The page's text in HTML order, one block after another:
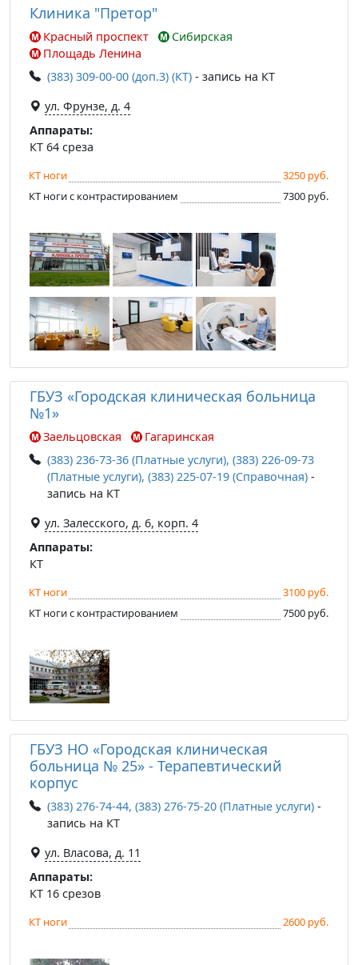
Клиника "Претор"
Красный проспект
Сибирская
Площадь Ленина
(383) 309-00-00 (доп.3) (КТ) - запись на КТ
ул. Фрунзе, д. 4
Аппараты:
КТ 64 среза
КТ ноги
3250 руб.
КТ ноги с контрастированием
7300 руб.
ГБУЗ «Городская клиническая больница
№1»
Заельцовская
Гагаринская
(383) 236-73-36 (Платные услуги), (383) 226-09-73
(Платные услуги), (383) 225-07-19 (Справочная) -
запись на КТ
ул. Залесского, д. 6, корп. 4
Аппараты:
КТ
КТ ноги
3100 руб.
КТ ноги с контрастированием
7500 руб.
ГБУЗ НО «Городская клиническая
больница № 25» - Терапевтический
корпус
(383) 276-74-44, (383) 276-75-20 (Платные услуги) -
запись на КТ
ул. Власова, д. 11
Аппараты:
КТ 16 срезов
КТ ноги 2600 руб.